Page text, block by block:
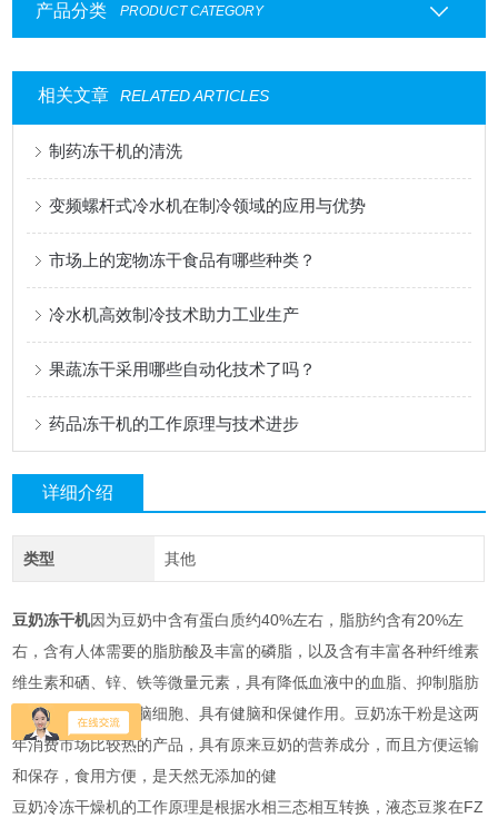
产品分类 PRODUCT CATEGORY
相关文章 RELATED ARTICLES
制药冻干机的清洗
变频螺杆式冷水机在制冷领域的应用与优势
市场上的宠物冻干食品有哪些种类？
冷水机高效制冷技术助力工业生产
果蔬冻干采用哪些自动化技术了吗？
药品冻干机的工作原理与技术进步
详细介绍
类型 其他
豆奶冻干机因为豆奶中含有蛋白质约40%左右，脂肪约含有20%左
右，含有人体需要的脂肪酸及丰富的磷脂，以及含有丰富各种纤维素
维生素和硒、锌、铁等微量元素，具有降低血液中的血脂、抑制脂肪
血管壁沉积，激活脑细胞、具有健脑和保健作用。豆奶冻干粉是这两
年消费市场比较热的产品，具有原来豆奶的营养成分，而且方便运输
和保存，食用方便，是天然无添加的健
豆奶冷冻干燥机的工作原理是根据水相三态相互转换，液态豆浆在FZ